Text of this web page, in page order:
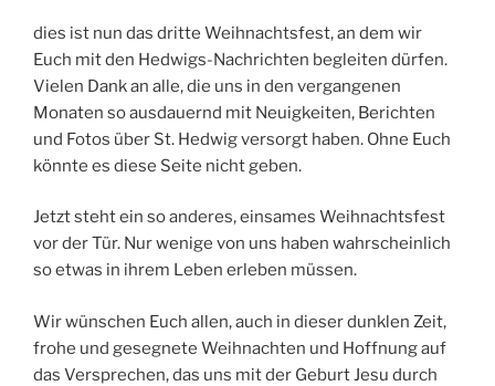
dies ist nun das dritte Weihnachtsfest, an dem wir
Euch mit den Hedwigs-Nachrichten begleiten dürfen.
Vielen Dank an alle, die uns in den vergangenen
Monaten so ausdauernd mit Neuigkeiten, Berichten
und Fotos über St. Hedwig versorgt haben. Ohne Euch
könnte es diese Seite nicht geben.
Jetzt steht ein so anderes, einsames Weihnachtsfest
vor der Tür. Nur wenige von uns haben wahrscheinlich
so etwas in ihrem Leben erleben müssen.
Wir wünschen Euch allen, auch in dieser dunklen Zeit,
frohe und gesegnete Weihnachten und Hoffnung auf
das Versprechen, das uns mit der Geburt Jesu durch